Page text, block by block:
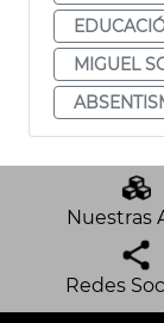
MIGUEL
Nuestras
Redes